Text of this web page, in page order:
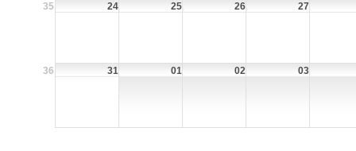
35 24 25 26 27
36 31 01 02 03